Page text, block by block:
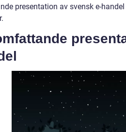
presentation av svensk e-